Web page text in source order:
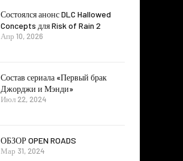
Состоялся анонс DLC Hallowed
Concepts для Risk of Rain 2
Апр 10, 2026
Состав сериала «Первый брак
Джорджи и Мэнди»
Июл 22, 2024
ОБЗОР OPEN ROADS
Мар 31, 2024